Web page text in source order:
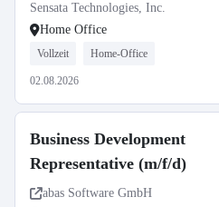
Sensata Technologies, Inc.
Home Office
Vollzeit Home-Office
02.08.2026
Business Development
Representative (m/f/d)
abas Software GmbH